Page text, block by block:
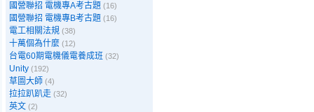
國營聯招 電機專A考古題 (16)
國營聯招 電機專B考古題 (16)
電工相關法規 (38)
十萬個為什麼 (12)
台電60期電機儀電養成班 (32)
Unity (192)
草圖大師 (4)
拉拉趴趴走 (32)
英文 (2)